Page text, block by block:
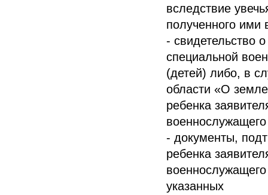
вследствие
полученного ими
- свидетельство
специальной
(детей) либо, в
области «О
ребенка
- документы,
ребенка
военнослужащего
указанных